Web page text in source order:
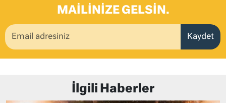
MAILINIZE GELSIN.
Kaydet
İlgili Haberler